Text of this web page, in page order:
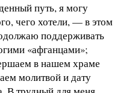
путь, я могу
чего хотели, — в этом
поддерживать
«афганцами»;
в нашем храме
молитвой и дату